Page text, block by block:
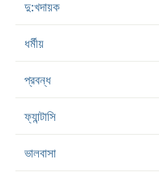
দু:খদায়ক
ধর্মীয়
প্রবন্ধ
ফ্যান্টাসি
ভালবাসা